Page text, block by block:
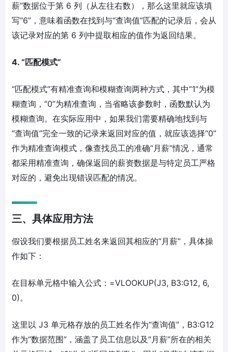
薪”数据位于第 6 列（从左往右数），那么这里就应该填
写“6”，意味着函数在找到与“查询值”匹配的记录后，会从
该记录对应的第 6 列中提取相应的值作为返回结果。
4. “匹配模式”
“匹配模式”有精准查询和模糊查询两种方式，其中“1”为模
糊查询，“0”为精准查询，当省略该参数时，函数默认为
模糊查询。在实际应用中，如果我们需要精确地找到与
“查询值”完全一致的记录来返回对应的值，就应该选择“0”
作为精准查询模式，像查找员工的准确“月薪”情况，通常
都采用精准查询，确保返回的薪资数据是与特定员工严格
对应的，避免出现错误匹配的情况。
三、具体应用方法
假设我们要根据员工姓名来返回其相应的“月薪”，具体操
作如下：
在目标单元格中输入公式：=VLOOKUP(J3, B3:G12, 6,
0)。
这里以 J3 单元格存放的员工姓名作为“查询值”，B3:G12
作为“数据范围”，涵盖了员工信息以及“月薪”所在的相关